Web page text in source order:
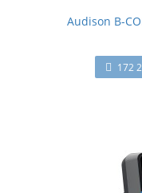
Audison B-
172